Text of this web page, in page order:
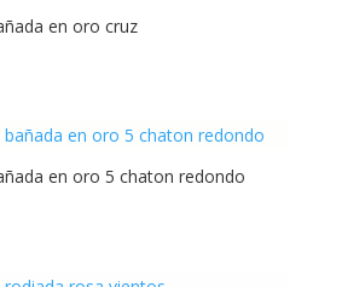
en oro cruz
en oro 5 chaton redondo